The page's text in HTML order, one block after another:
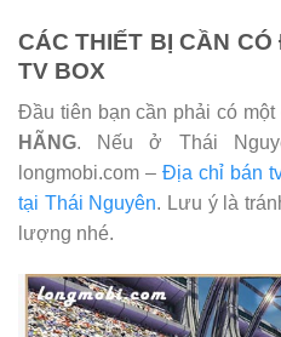
CÁC THIẾT BỊ CẦN
TV BOX
Đầu tiên bạn cần phải có một
HÃNG. Nếu ở Thái
longmobi.com – Địa chỉ bán
tại Thái Nguyên. Lưu ý là
lượng nhé.